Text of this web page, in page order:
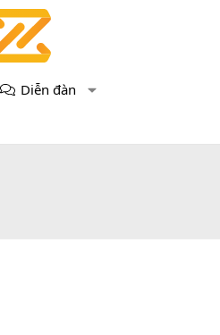
Diễn đàn